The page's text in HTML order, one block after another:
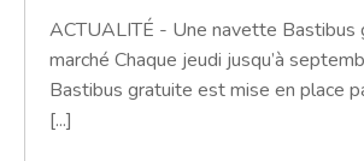
ACTUALITÉ - Une navette Bastibus
marché Chaque jeudi jusqu’à
Bastibus gratuite est mise en place
[...]